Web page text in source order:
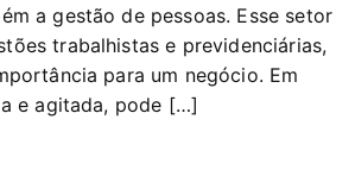
a gestão de pessoas. Esse setor
trabalhistas e previdenciárias,
para um negócio. Em
e agitada, pode […]